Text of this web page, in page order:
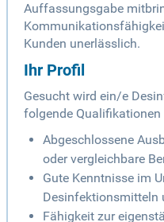
Auffassungsgabe
Kunden unerlässlich.
Ihr Profil
Gesucht wird ein/e
folgende
Abgeschlossene
oder vergleichbare
Gute Kenntnisse im
Desinfektionsmitteln
Fähigkeit zur